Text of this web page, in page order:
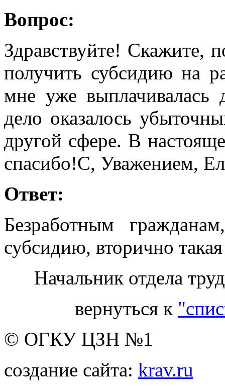
Вопрос:
Здравствуйте! Скажите,
получить субсидию на
мне уже
дело оказалось
другой сфере. В
спасибо!С, Уважением,
Ответ:
Безработным
субсидию, вторично
Начальник отдела
вернуться к
© ОГКУ ЦЗН №1
создание сайта: krav.ru